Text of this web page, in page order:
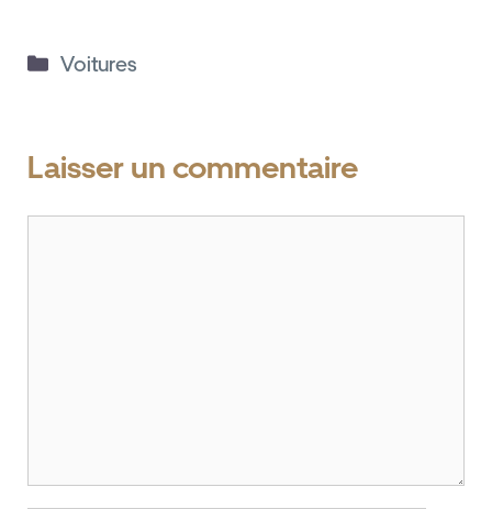
Catégories
Voitures
Laisser un commentaire